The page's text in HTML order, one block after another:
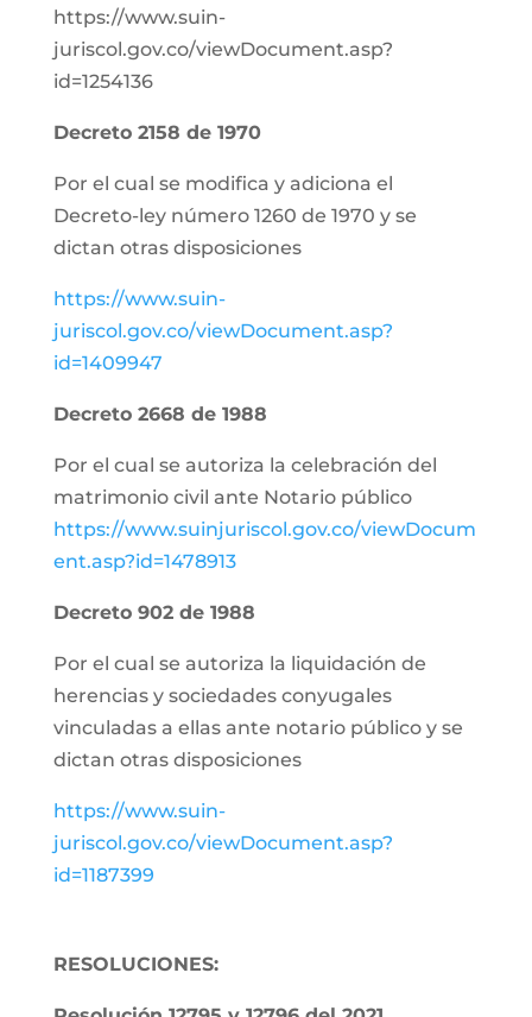
https://www.suin-
juriscol.gov.co/viewDocument.asp?
id=1254136
Decreto 2158 de 1970
Por el cual se modifica y adiciona el
Decreto-ley número 1260 de 1970 y se
dictan otras disposiciones
https://www.suin-
juriscol.gov.co/viewDocument.asp?
id=1409947
Decreto 2668 de 1988
Por el cual se autoriza la celebración del
matrimonio civil ante Notario público
https://www.suinjuriscol.gov.co/viewDocum
ent.asp?id=1478913
Decreto 902 de 1988
Por el cual se autoriza la liquidación de
herencias y sociedades conyugales
vinculadas a ellas ante notario público y se
dictan otras disposiciones
https://www.suin-
juriscol.gov.co/viewDocument.asp?
id=1187399
RESOLUCIONES: